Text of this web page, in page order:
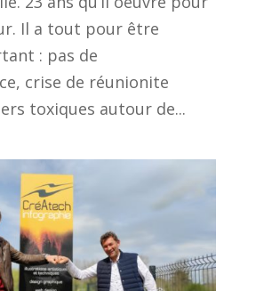
Il a tout pour être
: pas de
crise de réunionite
toxiques autour de...